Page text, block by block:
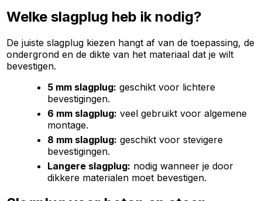
Welke slagplug heb ik nodig?
De juiste slagplug kiezen hangt af van de toepassing, de
ondergrond en de dikte van het materiaal dat je wilt
bevestigen.
5 mm slagplug: geschikt voor lichtere
bevestigingen.
6 mm slagplug: veel gebruikt voor algemene
montage.
8 mm slagplug: geschikt voor stevigere
bevestigingen.
Langere slagplug: nodig wanneer je door
dikkere materialen moet bevestigen.